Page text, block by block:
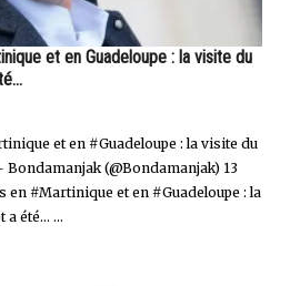
et en Guadeloupe : la visite du
et en #Guadeloupe : la visite du
(@Bondamanjak) 13
en #Martinique et en #Guadeloupe : la
été... ...